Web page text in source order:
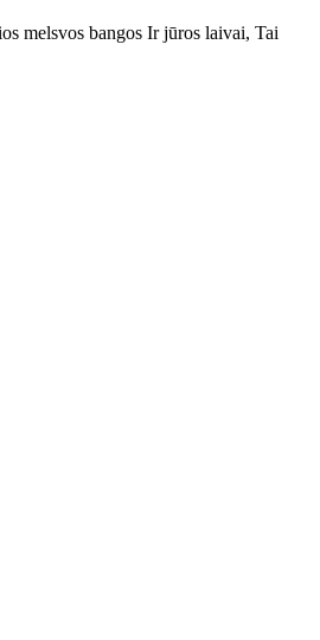
melsvos bangos Ir jūros laivai, Tai